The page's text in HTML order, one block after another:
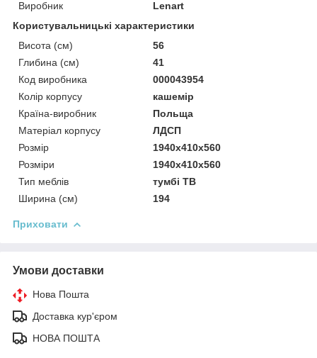
Виробник
Lenart
Користувальницькі характеристики
Висота (см)
56
Глибина (см)
41
Код виробника
000043954
Колір корпусу
кашемір
Країна-виробник
Польща
Матеріал корпусу
ЛДСП
Розмір
1940x410x560
Розміри
1940x410x560
Тип меблів
тумбі ТВ
Ширина (см)
194
Приховати
Умови доставки
Нова Пошта
Доставка кур'єром
НОВА ПОШТА